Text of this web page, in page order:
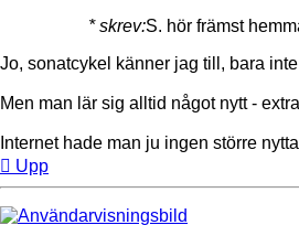
* skrev:S. hör främst
Jo, sonatcykel känner jag till, bara
Men man lär sig alltid något nytt -
Internet hade man ju ingen större
Upp